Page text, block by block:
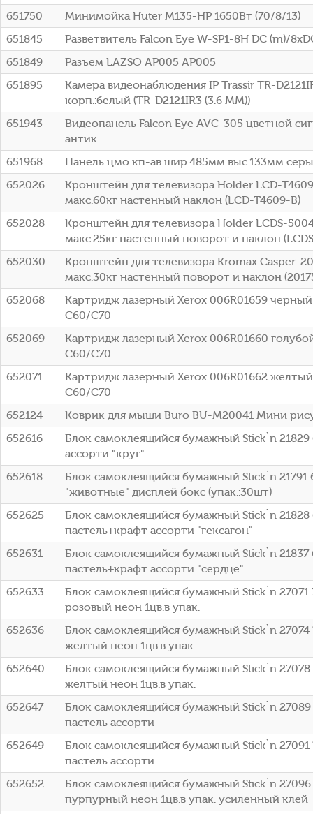
651750
Минимойка Huter M135-HP 1650Вт (70/8/13)
651845
Разветвитель Falcon Eye W-SP1-8H DC (m)/
651849
Разъем LAZSO AP005 AP005
651895
Камера видеонаблюдения IP Trassir TR-
корп.:белый (TR-D2121IR3 (3.6 MM))
651943
Видеопанель Falcon Eye AVC-305 цветной
антик
651968
Панель цмо кп-ав шир.485мм выс.133мм
652026
Кронштейн для телевизора Holder LCD-
макс.60кг настенный наклон (LCD-T4609-B)
652028
Кронштейн для телевизора Holder LCDS-
макс.25кг настенный поворот и наклон
652030
Кронштейн для телевизора Kromax Casper-
макс.30кг настенный поворот и наклон
652068
Картридж лазерный Xerox 006R01659
C60/C70
652069
Картридж лазерный Xerox 006R01660
C60/C70
652071
Картридж лазерный Xerox 006R01662
C60/C70
652124
Коврик для мыши Buro BU-M20041 Мини
652616
Блок самоклеящийся бумажный Stick`n 21829
ассорти "круг"
652618
Блок самоклеящийся бумажный Stick`n 21791
"животные" дисплей бокс (упак.:30шт)
652625
Блок самоклеящийся бумажный Stick`n 21828
пастель+крафт ассорти "гексагон"
652631
Блок самоклеящийся бумажный Stick`n 21837
пастель+крафт ассорти "сердце"
652633
Блок самоклеящийся бумажный Stick`n
розовый неон 1цв.в упак.
652636
Блок самоклеящийся бумажный Stick`n 27074
желтый неон 1цв.в упак.
652640
Блок самоклеящийся бумажный Stick`n
желтый неон 1цв.в упак.
652647
Блок самоклеящийся бумажный Stick`n
пастель ассорти
652649
Блок самоклеящийся бумажный Stick`n
пастель ассорти
652652
Блок самоклеящийся бумажный Stick`n 27096
пурпурный неон 1цв.в упак. усиленный клей